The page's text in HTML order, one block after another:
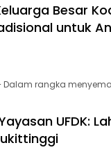
Besar
untuk
Dalam rangka
UFDK: